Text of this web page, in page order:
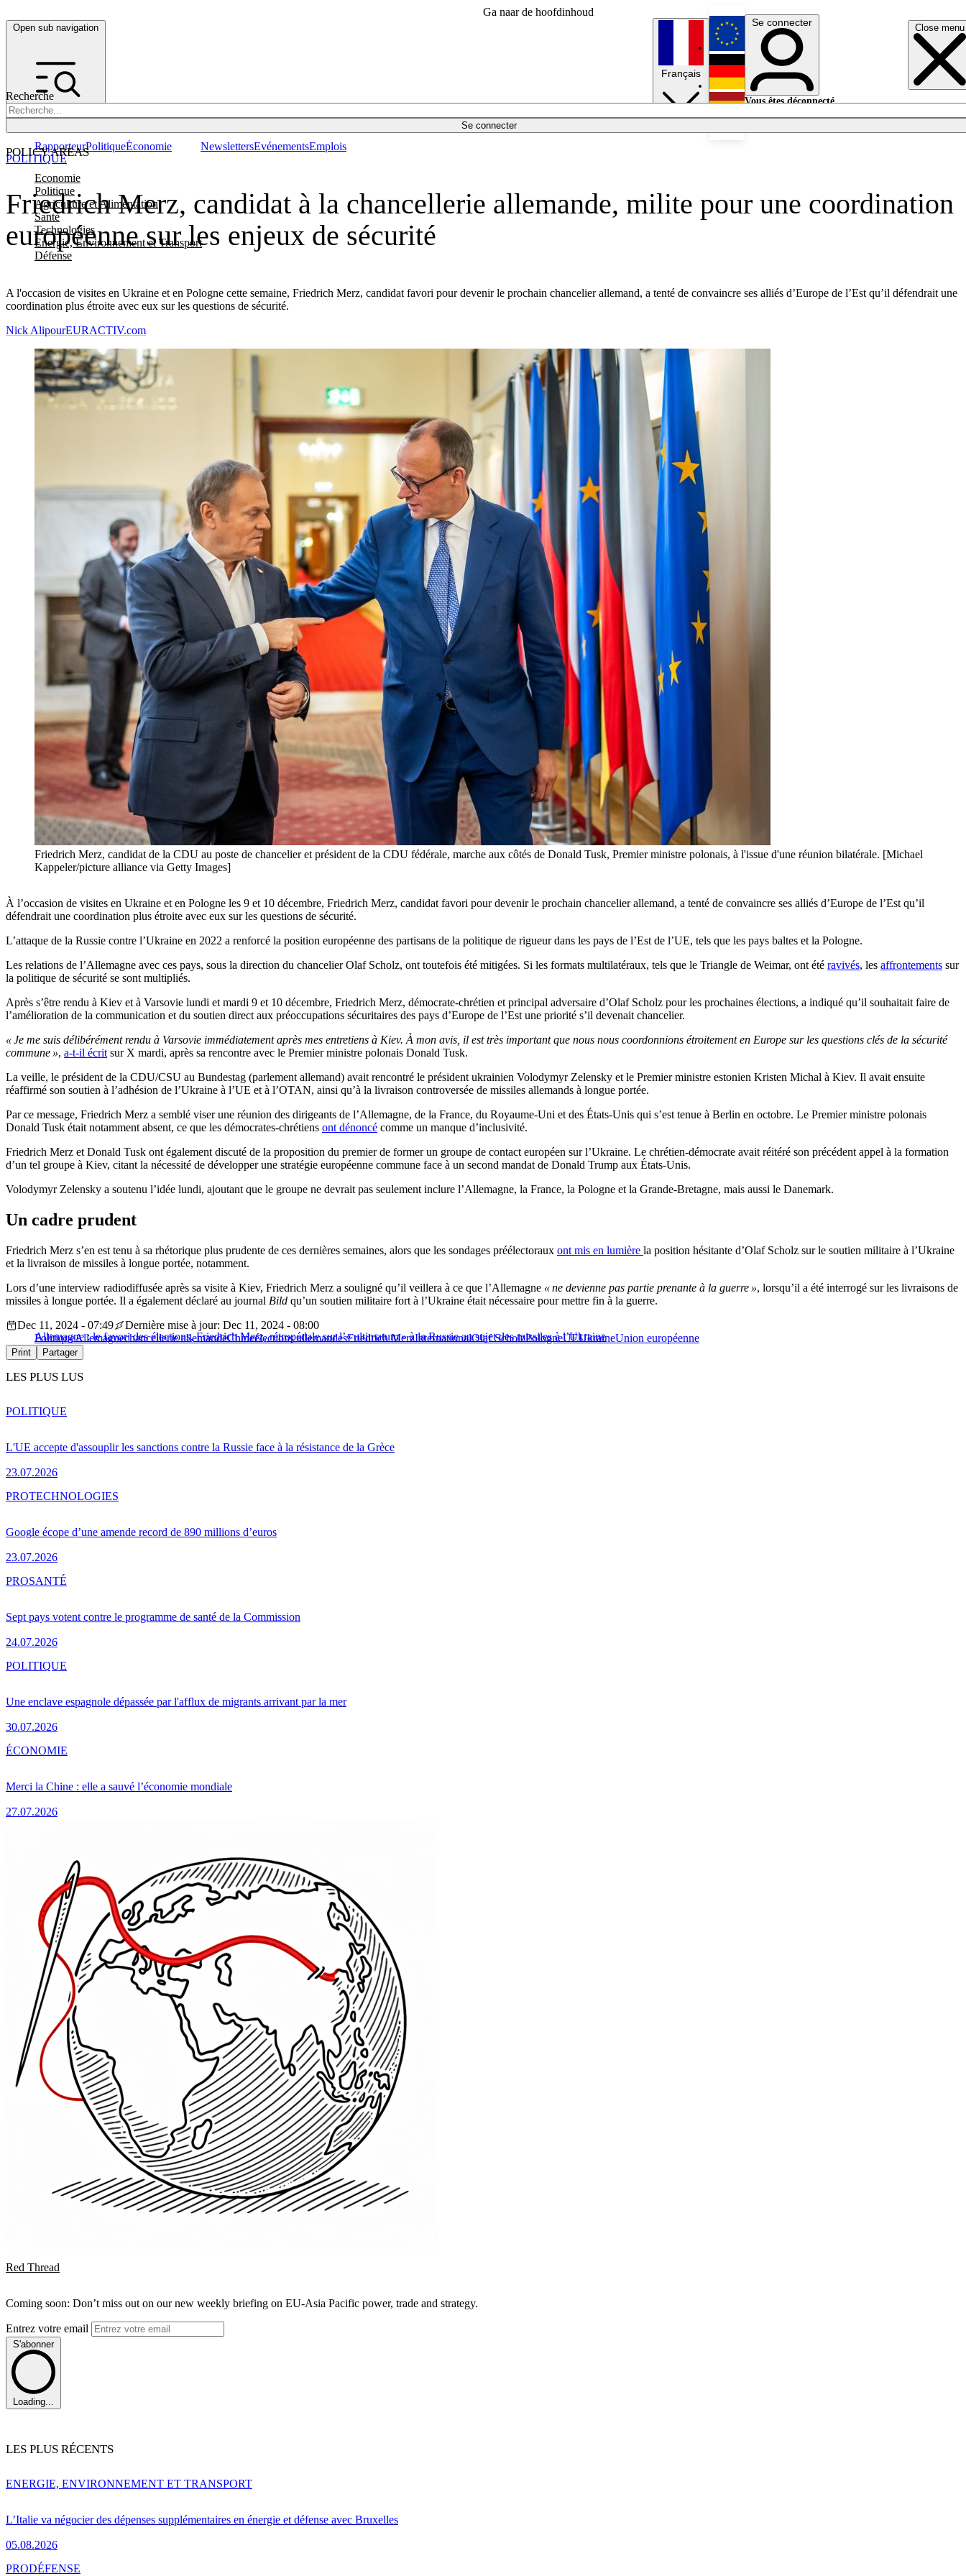
Ga naar de hoofdinhoud
Open sub navigation Close menu
Recherche
Se connecter
POLICY AREAS
Economie
Politique
Agriculture et Alimentation
Santé
Technologies
Energie, Environnement et Transport
Défense
RapporteurPolitiqueÉconomie NewslettersEvénementsEmplois
Français
English
Deutsch
Se connecter
Vous êtes déconnecté.
Friedrich Merz, candidat à la chancellerie allemande, milite pour une coordination
européenne sur les enjeux de sécurité
A l'occasion de visites en Ukraine et en Pologne cette semaine, Friedrich Merz, candidat favori pour devenir le prochain chancelier allemand, a tenté de convaincre ses alliés d’Europe de l’Est qu’il défendrait une
coordination plus étroite avec eux sur les questions de sécurité.
POLITIQUE
Nick AlipourEURACTIV.com
Friedrich Merz, candidat de la CDU au poste de chancelier et président de la CDU fédérale, marche aux côtés de Donald Tusk, Premier ministre polonais, à l'issue d'une réunion bilatérale. [Michael
Kappeler/picture alliance via Getty Images]
À l’occasion de visites en Ukraine et en Pologne les 9 et 10 décembre, Friedrich Merz, candidat favori pour devenir le prochain chancelier allemand, a tenté de convaincre ses alliés d’Europe de l’Est qu’il
défendrait une coordination plus étroite avec eux sur les questions de sécurité.
L’attaque de la Russie contre l’Ukraine en 2022 a renforcé la position européenne des partisans de la politique de rigueur dans les pays de l’Est de l’UE, tels que les pays baltes et la Pologne.
Les relations de l’Allemagne avec ces pays, sous la direction du chancelier Olaf Scholz, ont toutefois été mitigées. Si les formats multilatéraux, tels que le Triangle de Weimar, ont été ravivés, les affrontements sur
la politique de sécurité se sont multipliés.
Après s’être rendu à Kiev et à Varsovie lundi et mardi 9 et 10 décembre, Friedrich Merz, démocrate-chrétien et principal adversaire d’Olaf Scholz pour les prochaines élections, a indiqué qu’il souhaitait faire de
l’amélioration de la communication et du soutien direct aux préoccupations sécuritaires des pays d’Europe de l’Est une priorité s’il devenait chancelier.
« Je me suis délibérément rendu à Varsovie immédiatement après mes entretiens à Kiev. À mon avis, il est très important que nous nous coordonnions étroitement en Europe sur les questions clés de la sécurité
commune », a-t-il écrit sur X mardi, après sa rencontre avec le Premier ministre polonais Donald Tusk.
La veille, le président de la CDU/CSU au Bundestag (parlement allemand) avait rencontré le président ukrainien Volodymyr Zelensky et le Premier ministre estonien Kristen Michal à Kiev. Il avait ensuite
réaffirmé son soutien à l’adhésion de l’Ukraine à l’UE et à l’OTAN, ainsi qu’à la livraison controversée de missiles allemands à longue portée.
Par ce message, Friedrich Merz a semblé viser une réunion des dirigeants de l’Allemagne, de la France, du Royaume-Uni et des États-Unis qui s’est tenue à Berlin en octobre. Le Premier ministre polonais
Donald Tusk était notamment absent, ce que les démocrates-chrétiens ont dénoncé comme un manque d’inclusivité.
Friedrich Merz et Donald Tusk ont également discuté de la proposition du premier de former un groupe de contact européen sur l’Ukraine. Le chrétien-démocrate avait réitéré son précédent appel à la formation
d’un tel groupe à Kiev, citant la nécessité de développer une stratégie européenne commune face à un second mandat de Donald Trump aux États-Unis.
Volodymyr Zelensky a soutenu l’idée lundi, ajoutant que le groupe ne devrait pas seulement inclure l’Allemagne, la France, la Pologne et la Grande-Bretagne, mais aussi le Danemark.
Un cadre prudent
Friedrich Merz s’en est tenu à sa rhétorique plus prudente de ces dernières semaines, alors que les sondages préélectoraux ont mis en lumière la position hésitante d’Olaf Scholz sur le soutien militaire à l’Ukraine
et la livraison de missiles à longue portée, notamment.
Lors d’une interview radiodiffusée après sa visite à Kiev, Friedrich Merz a souligné qu’il veillera à ce que l’Allemagne « ne devienne pas partie prenante à la guerre », lorsqu’il a été interrogé sur les livraisons de
missiles à longue portée. Il a également déclaré au journal Bild qu’un soutien militaire fort à l’Ukraine était nécessaire pour mettre fin à la guerre.
Allemagne : le favori des élections, Friedrich Merz, rétropédale sur l’« ultimatum » à la Russie au sujet des missiles à l’Ukraine
Dec 11, 2024 - 07:49
Dernière mise à jour: Dec 11, 2024 - 08:00
PolitiqueAllemagnechancellerie allemandeChineélections allemandesFriedrich MerzInternationalOlaf ScholzPologneUEUkraineUnion européenne
Print Partager
LES PLUS LUS
L'UE accepte d'assouplir les sanctions contre la Russie face à la résistance de la Grèce
23.07.2026
POLITIQUE
Google écope d’une amende record de 890 millions d’euros
23.07.2026
PROTECHNOLOGIES
Sept pays votent contre le programme de santé de la Commission
24.07.2026
PROSANTÉ
Une enclave espagnole dépassée par l'afflux de migrants arrivant par la mer
30.07.2026
POLITIQUE
Merci la Chine : elle a sauvé l’économie mondiale
27.07.2026
ÉCONOMIE
Red Thread
Coming soon: Don’t miss out on our new weekly briefing on EU-Asia Pacific power, trade and strategy.
Entrez votre email
S'abonner
Loading...
LES PLUS RÉCENTS
L’Italie va négocier des dépenses supplémentaires en énergie et défense avec Bruxelles
05.08.2026
ENERGIE, ENVIRONNEMENT ET TRANSPORT
PRODÉFENSE